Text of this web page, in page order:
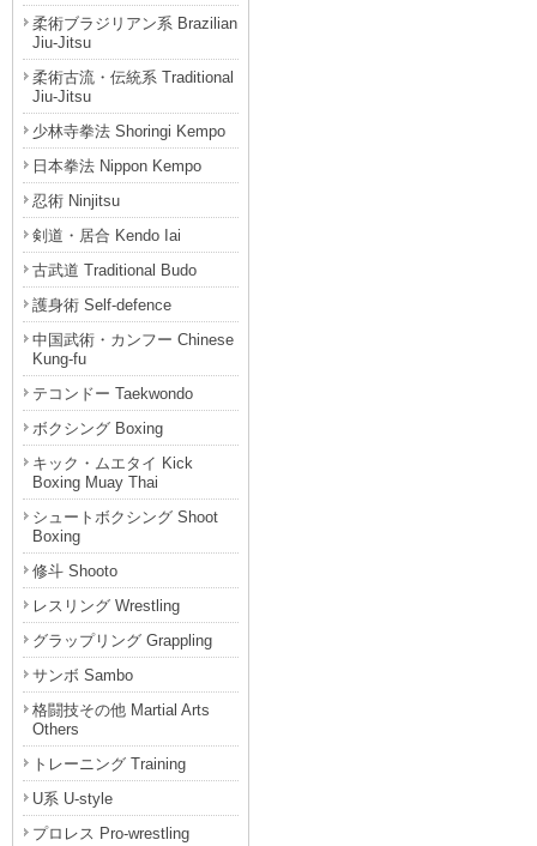
柔術ブラジリアン系 Brazilian
Jiu-Jitsu
柔術古流・伝統系 Traditional
Jiu-Jitsu
少林寺拳法 Shoringi Kempo
日本拳法 Nippon Kempo
忍術 Ninjitsu
剣道・居合 Kendo Iai
古武道 Traditional Budo
護身術 Self-defence
中国武術・カンフー Chinese
Kung-fu
テコンドー Taekwondo
ボクシング Boxing
キック・ムエタイ Kick
Boxing Muay Thai
シュートボクシング Shoot
Boxing
修斗 Shooto
レスリング Wrestling
グラップリング Grappling
サンボ Sambo
格闘技その他 Martial Arts
Others
トレーニング Training
U系 U-style
プロレス Pro-wrestling